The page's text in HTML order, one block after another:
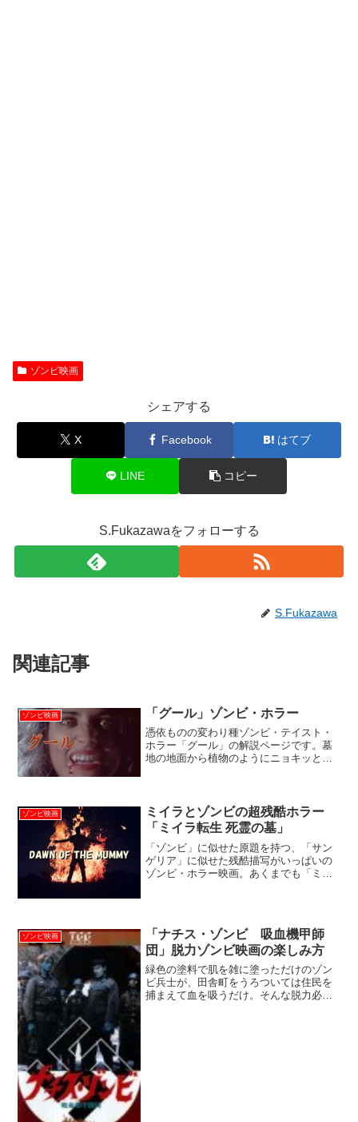
ゾンビ映画
シェアする
X Facebook はてブ
LINE コピー
S.Fukazawaをフォローする
S.Fukazawa
関連記事
ゾンビ映画 「グール」ゾンビ・ホラー
憑依ものの変わり種ゾンビ・テイスト・
ホラー「グール」の解説ページです。墓
地の地面から植物のようにニョキッと生
ゾンビ映画
ミイラとゾンビの超残酷ホラー
「ミイラ転生 死霊の墓」
「ゾンビ」に似せた原題を持つ、「サン
ゲリア」に似せた残酷描写がいっぱいの
ゾンビ・ホラー映画。あくまでも「ミイ
ゾンビ映画
「ナチス・ゾンビ 吸血機甲師
団」脱力ゾンビ映画の楽しみ方
緑色の塗料で肌を雑に塗っただけのゾン
ビ兵士が、田舎町をうろついては住民を
捕まえて血を吸うだけ。そんな脱力必至